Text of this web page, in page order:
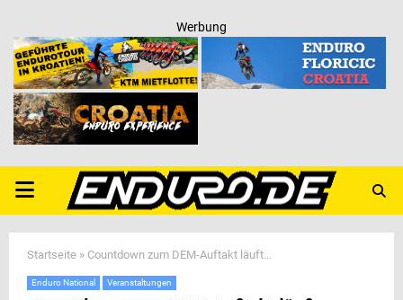
Werbung
PRIMARY
MENU
Startseite » Countdown zum DEM-Auftakt läuft…
Enduro National Veranstaltungen